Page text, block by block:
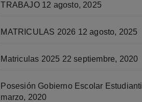
TRABAJO 12 agosto, 2025
MATRICULAS 2026 12 agosto, 2025
Matriculas 2025 22 septiembre, 2020
Posesión Gobierno Escolar Estudiantil
marzo, 2020